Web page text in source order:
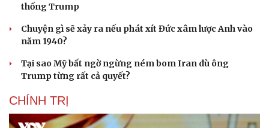
thống Trump
Chuyện gì sẽ xảy ra nếu phát xít Đức xâm lược Anh vào
năm 1940?
Tại sao Mỹ bất ngờ ngừng ném bom Iran dù ông
Trump từng rất cả quyết?
CHÍNH TRỊ